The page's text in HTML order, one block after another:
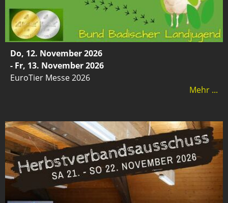
Do, 12. November 2026
- Fr, 13. November 2026
EuroTier Messe 2026
Mehr ...